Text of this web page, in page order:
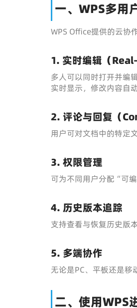
一、WPS多用
WPS Office提供的云协
1. 实时编辑（
多人可以同时打开并编
实时显示，修改内容自动
2. 评论与回复（
用户可对文档中的特定
3. 权限管理
可为不同用户分配“可
4. 历史版本追踪
支持查看与恢复历史版
5. 多端协作
无论是PC、平板还是移
二、使用WPS